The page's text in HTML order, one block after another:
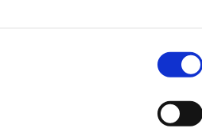
(2010)
(2005)